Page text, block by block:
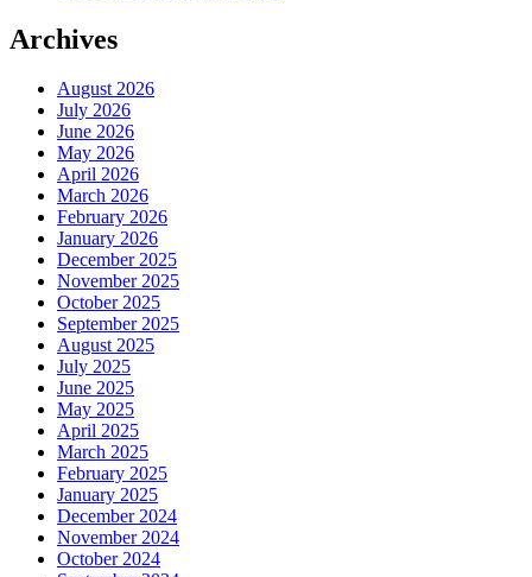
Archives
August 2026
July 2026
June 2026
May 2026
April 2026
March 2026
February 2026
January 2026
December 2025
November 2025
October 2025
September 2025
August 2025
July 2025
June 2025
May 2025
April 2025
March 2025
February 2025
January 2025
December 2024
November 2024
October 2024